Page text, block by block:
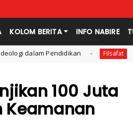
KOLOM BERITA INFO NABIRE
Filsafat Apa itu Penalaran Induksi dan
100 Juta
Keamanan